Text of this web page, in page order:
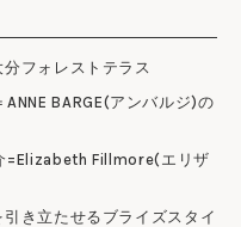
フォレストテラス
BARGE(アンバルジ)の
=Elizabeth Fillmore(エリザ
き立たせるブライズスタイ